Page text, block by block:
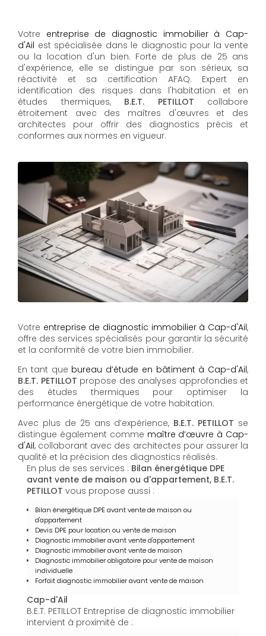
Votre entreprise de diagnostic immobilier à Cap-
d'Ail est spécialisée dans le diagnostic pour la vente
ou la location d'un bien. Forte de plus de 25 ans
d'expérience, elle se distingue par son sérieux, sa
réactivité et sa certification AFAQ. Expert en
identification des risques dans l'habitation et en
études thermiques, B.E.T. PETILLOT collabore
étroitement avec des maîtres d'œuvres et des
architectes pour offrir des diagnostics précis et
conformes aux normes en vigueur.
Votre entreprise de diagnostic immobilier à Cap-d'Ail,
offre des services spécialisés pour garantir la sécurité
et la conformité de votre bien immobilier.
En tant que bureau d’étude en bâtiment à Cap-d'Ail,
B.E.T. PETILLOT propose des analyses approfondies et
des études thermiques pour optimiser la
performance énergétique de votre habitation.
Avec plus de 25 ans d’expérience, B.E.T. PETILLOT se
distingue également comme maître d’œuvre à Cap-
d'Ail, collaborant avec des architectes pour assurer la
qualité et la précision des diagnostics réalisés.
En plus de ses services : Bilan énergétique DPE
avant vente de maison ou d'appartement, B.E.T.
PETILLOT vous propose aussi :
Bilan énergétique DPE avant vente de maison ou
d'appartement
Devis DPE pour location ou vente de maison
Diagnostic immobilier avant vente d'appartement
Diagnostic immobilier avant vente de maison
Diagnostic immobilier obligatoire pour vente de maison
individuelle
Forfait diagnostic immobilier avant vente de maison
Cap-d'Ail
B.E.T. PETILLOT Entreprise de diagnostic immobilier
intervient à proximité de :